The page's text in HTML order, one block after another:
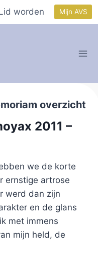
worden Mijn AVS
overzicht
2011 –
we de korte
ernstige artrose
werd dan zijn
en de glans
met immens
mijn held, de